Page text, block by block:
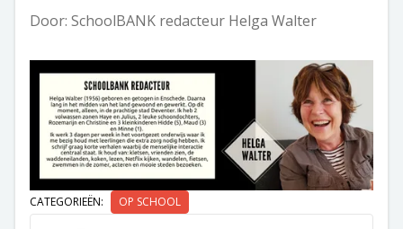
Door: SchoolBANK redacteur Helga Walter
CATEGORIEËN: OP SCHOOL